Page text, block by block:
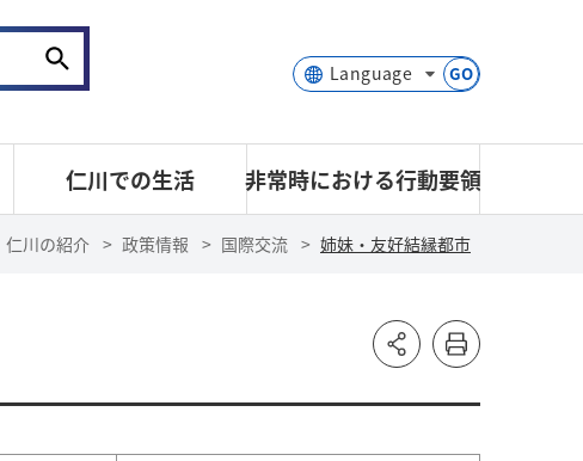
GO
仁川での生活 非常時における行動要領
仁川の紹介 政策情報 国際交流 姉妹・友好結縁都市